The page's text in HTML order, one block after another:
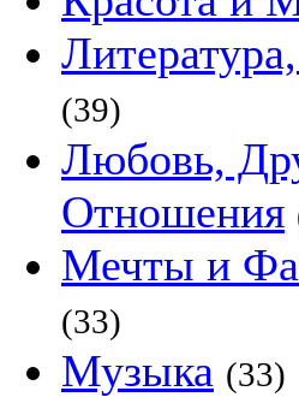
(39)
Любовь,
Отношения
Мечты и
(33)
Музыка (33)